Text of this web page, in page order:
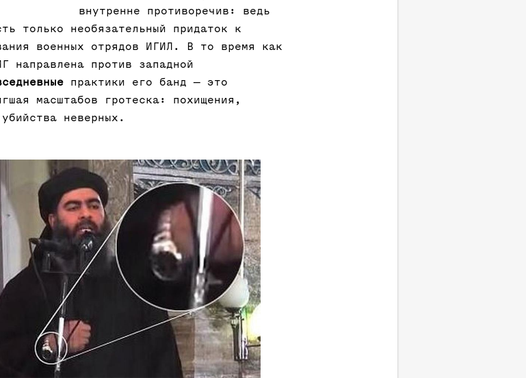
внутренне противоречив: ведь
только необязательный придаток к
военных отрядов ИГИЛ. В то время как
направлена против западной
практики его банд — это
масштабов гротеска: похищения,
неверных.